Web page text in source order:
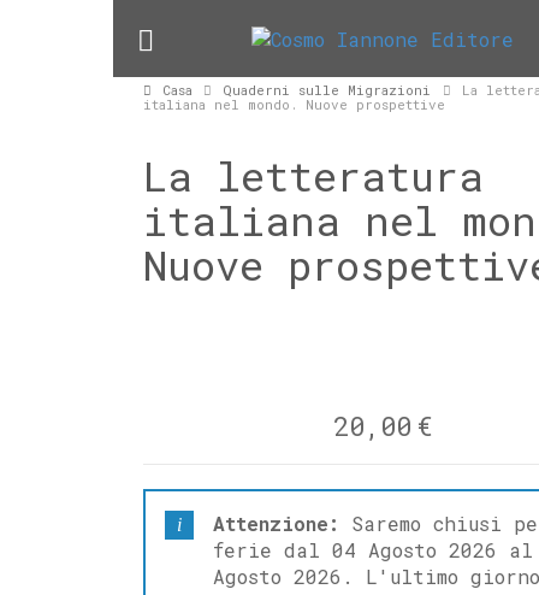
Casa Quaderni sulle Migrazioni
La
italiana nel mondo. Nuove prospettive
La letteratura
italiana nel
Nuove
20,00 €
Attenzione:
Saremo chiusi
ferie dal 04 Agosto 2026 al
Agosto 2026. L'ultimo